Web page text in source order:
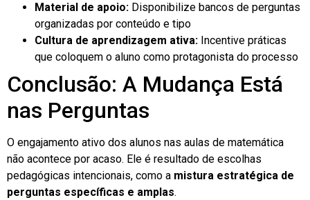
Material de apoio: Disponibilize bancos de perguntas
organizadas por conteúdo e tipo
Cultura de aprendizagem ativa: Incentive práticas
que coloquem o aluno como protagonista do processo
Conclusão: A Mudança Está
nas Perguntas
O engajamento ativo dos alunos nas aulas de matemática
não acontece por acaso. Ele é resultado de escolhas
pedagógicas intencionais, como a mistura estratégica de
perguntas específicas e amplas.